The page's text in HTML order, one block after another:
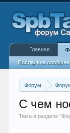
Форум
С чем
Тема в разделе "
Главная
Последние